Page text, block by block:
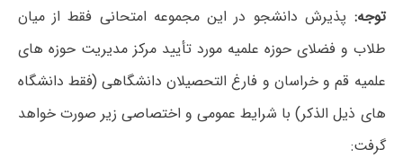
توجه: پذیرش دانشجو در این مجموعه امتحانی فقط از میان
طلاب و فضلای حوزه علمیه مورد تأیید مرکز مدیریت حوزه های
علمیه قم و خراسان و فارغ التحصیلان دانشگاهی (فقط دانشگاه
های ذیل الذکر) با شرایط عمومی و اختصاصی زیر صورت خواهد
گرفت: